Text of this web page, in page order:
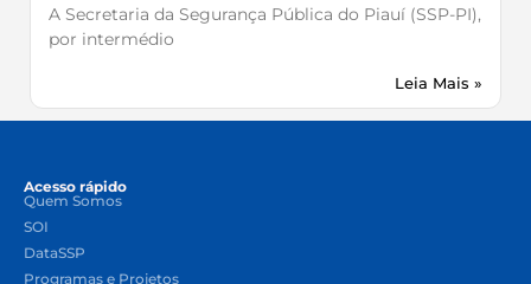
A Secretaria da Segurança Pública do Piauí (SSP-PI),
por intermédio
Leia Mais »
Acesso rápido
Quem Somos
SOI
DataSSP
Programas e Projetos